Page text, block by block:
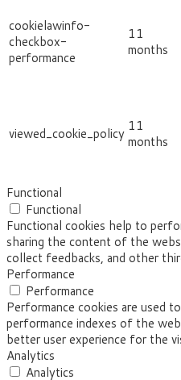
cookielawinfo-
checkbox-
performance
11
months
viewed_cookie_policy 11
months
Functional
Functional
Functional cookies help to
sharing the content of the
collect feedbacks, and other
Performance
Performance
Performance cookies are used
performance indexes of the
better user experience for the
Analytics
Analytics